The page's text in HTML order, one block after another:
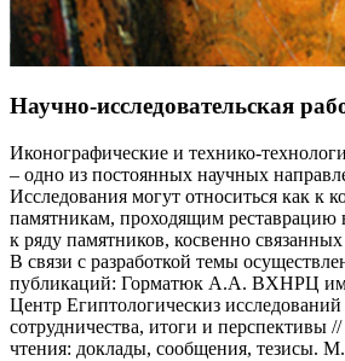
Научно-исследовательская
Иконографические и технико-
– одно из постоянных научных
Исследования могут относиться как к
памятникам, проходящим реставрацию
к ряду памятников, косвенно
В связи с разработкой темы
публикаций: Горматюк А.А. ВХНРЦ
Центр Египтологическиз
сотрудничества, итоги и перспективы
чтения: доклады, сообщения, тезисы.